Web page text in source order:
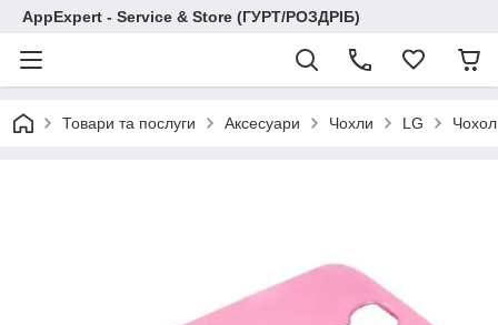
AppExpert - Service & Store (ГУРТ/РОЗДРІБ)
Товари та послуги Аксесуари Чохли LG